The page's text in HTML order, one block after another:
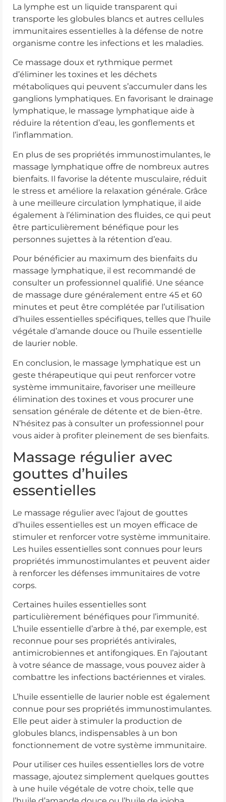
La lymphe est un liquide transparent qui
transporte les globules blancs et autres cellules
immunitaires essentielles à la défense de notre
organisme contre les infections et les maladies.
Ce massage doux et rythmique permet
d’éliminer les toxines et les déchets
métaboliques qui peuvent s’accumuler dans les
ganglions lymphatiques. En favorisant le drainage
lymphatique, le massage lymphatique aide à
réduire la rétention d’eau, les gonflements et
l’inflammation.
En plus de ses propriétés immunostimulantes, le
massage lymphatique offre de nombreux autres
bienfaits. Il favorise la détente musculaire, réduit
le stress et améliore la relaxation générale. Grâce
à une meilleure circulation lymphatique, il aide
également à l’élimination des fluides, ce qui peut
être particulièrement bénéfique pour les
personnes sujettes à la rétention d’eau.
Pour bénéficier au maximum des bienfaits du
massage lymphatique, il est recommandé de
consulter un professionnel qualifié. Une séance
de massage dure généralement entre 45 et 60
minutes et peut être complétée par l’utilisation
d’huiles essentielles spécifiques, telles que l’huile
végétale d’amande douce ou l’huile essentielle
de laurier noble.
En conclusion, le massage lymphatique est un
geste thérapeutique qui peut renforcer votre
système immunitaire, favoriser une meilleure
élimination des toxines et vous procurer une
sensation générale de détente et de bien-être.
N’hésitez pas à consulter un professionnel pour
vous aider à profiter pleinement de ses bienfaits.
Massage régulier avec
gouttes d’huiles
essentielles
Le massage régulier avec l’ajout de gouttes
d’huiles essentielles est un moyen efficace de
stimuler et renforcer votre système immunitaire.
Les huiles essentielles sont connues pour leurs
propriétés immunostimulantes et peuvent aider
à renforcer les défenses immunitaires de votre
corps.
Certaines huiles essentielles sont
particulièrement bénéfiques pour l’immunité.
L’huile essentielle d’arbre à thé, par exemple, est
reconnue pour ses propriétés antivirales,
antimicrobiennes et antifongiques. En l’ajoutant
à votre séance de massage, vous pouvez aider à
combattre les infections bactériennes et virales.
L’huile essentielle de laurier noble est également
connue pour ses propriétés immunostimulantes.
Elle peut aider à stimuler la production de
globules blancs, indispensables à un bon
fonctionnement de votre système immunitaire.
Pour utiliser ces huiles essentielles lors de votre
massage, ajoutez simplement quelques gouttes
à une huile végétale de votre choix, telle que